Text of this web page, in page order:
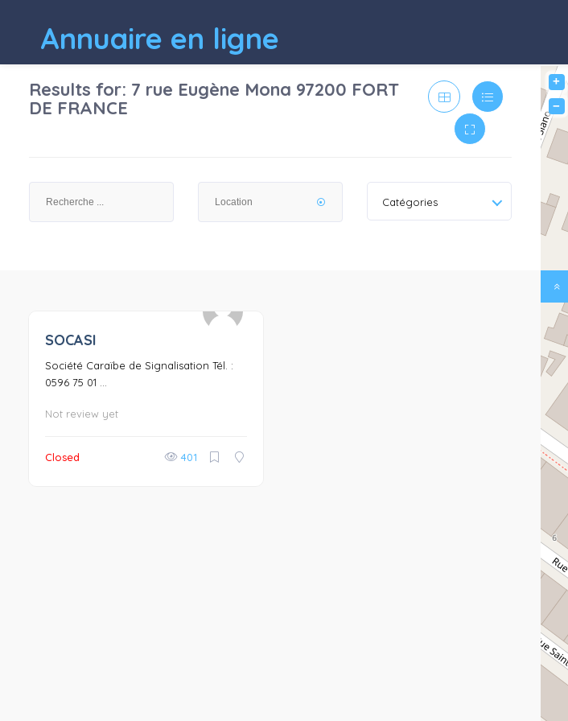
Annuaire en ligne
+
−
Results for: 7 rue Eugène Mona 97200 FORT
DE FRANCE
Catégories
SOCASI
Société Caraïbe de Signalisation Tél. :
0596 75 01 ...
Not review yet
Closed 401